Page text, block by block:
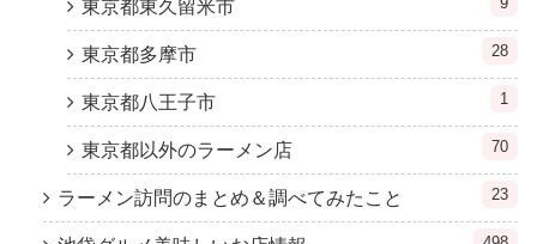
東京都東久留米市
東京都多摩市 28
東京都八王子市 1
東京都以外のラーメン店 70
ラーメン訪問のまとめ＆調べてみたこと 23